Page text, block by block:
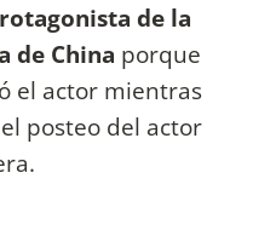
de la
de China porque
el actor mientras
posteo del actor